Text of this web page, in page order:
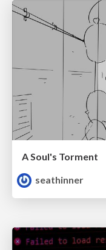
A Soul's Torment
seathinner